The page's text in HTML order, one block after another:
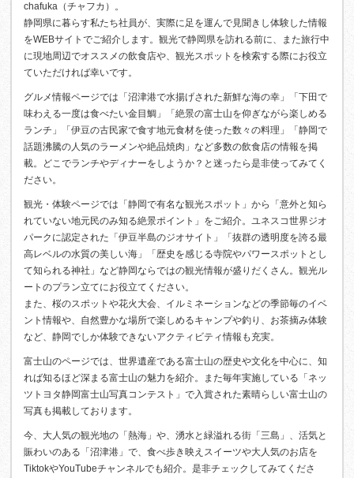
chafuka（チャフカ）。
静岡県に暮らす私たち社員が、実際に足を運んで見聞きし体験した情報
をWEBサイトでご紹介します。観光で静岡県を訪れる前に、また旅行中
に現地周辺でオススメの飲食店や、観光スポットを検索する際にお役立
ていただければ幸いです。
グルメ情報ページでは「沼津港で水揚げされた新鮮な海の幸」「下田で
味わえる一度は食べたい金目鯛」「絶景の富士山を仰ぎながら楽しめる
ランチ」「伊豆の古民家で食す地元食材を使った数々の料理」「静岡で
話題沸騰の人気のラーメンや絶品焼肉」など多数の飲食店の情報を掲
載。どこでランチやディナーをしようか？と迷ったら是非使ってみてく
ださい。
観光・体験ページでは「静岡で有名な観光スポット」から「意外と知ら
れていない地元民のみ知る絶景ポイント」をご紹介。ユネスコ世界ジオ
パークに認定された「伊豆半島のジオサイト」「抜群の透明度を誇る最
高レベルの水質の美しい海」「歴史を感じる寺院やパワースポットとし
て知られる神社」など静岡ならではの観光情報が盛りだくさん。観光ル
ートのプラン立てにお役立てください。
また、桜のスポットや花火大会、イルミネーションなどの季節毎のイベ
ント情報や、自然豊かな場所で楽しめるキャンプや釣り、お茶摘み体験
など、静岡でしか体験できないアクティビティ情報も充実。
富士山のページでは、世界遺産である富士山の歴史や文化を中心に、知
れば知るほど深まる富士山の魅力を紹介。また毎年実施している「ネッ
ツトヨタ静岡富士山写真コンテスト」で入賞された素晴らしい富士山の
写真も掲載しております。
今、大人気の観光地の「熱海」や、湧水と緑溢れる街「三島」、活気と
賑わいのある「沼津港」で、食べ歩き映えスイーツや大人気のお店を
TiktokやYouTubeチャンネルでも紹介。是非チェックしてみてくださ